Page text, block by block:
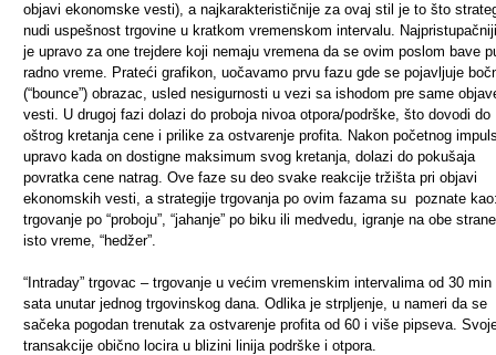
objavi ekonomske vesti), a najkarakterističnije za ovaj stil je to što
nudi uspešnost trgovine u kratkom vremenskom intervalu.
je upravo za one trejdere koji nemaju vremena da se ovim poslom bave
radno vreme. Prateći grafikon, uočavamo prvu fazu gde se pojavljuje
(“bounce”) obrazac, usled nesigurnosti u vezi sa ishodom pre same
vesti. U drugoj fazi dolazi do proboja nivoa otpora/podrške, što dovodi do
oštrog kretanja cene i prilike za ostvarenje profita. Nakon početnog
upravo kada on dostigne maksimum svog kretanja, dolazi do pokušaja
povratka cene natrag. Ove faze su deo svake reakcije tržišta pri objavi
ekonomskih vesti, a strategije trgovanja po ovim fazama su poznate
trgovanje po “proboju”, “jahanje” po biku ili medvedu, igranje na obe
isto vreme, “hedžer”.
“Intraday” trgovac – trgovanje u većim vremenskim intervalima od 30 min
sata unutar jednog trgovinskog dana. Odlika je strpljenje, u nameri da se
sačeka pogodan trenutak za ostvarenje profita od 60 i više pipseva.
transakcije obično locira u blizini linija podrške i otpora.